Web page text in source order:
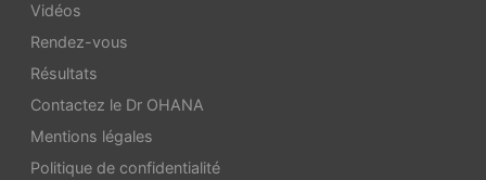
Vidéos
Rendez-vous
Résultats
Contactez le Dr OHANA
Mentions légales
Politique de confidentialité